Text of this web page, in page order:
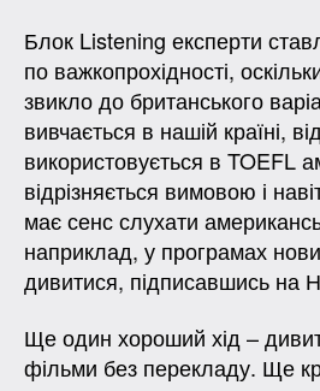
Блок Listening експерти
по важкопрохідності,
звикло до британського
вивчається в нашій країні,
використовується в TOEFL
відрізняється вимовою і
має сенс слухати
наприклад, у програмах
дивитися, підписавшись на
Ще один хороший хід –
фільми без перекладу. Ще